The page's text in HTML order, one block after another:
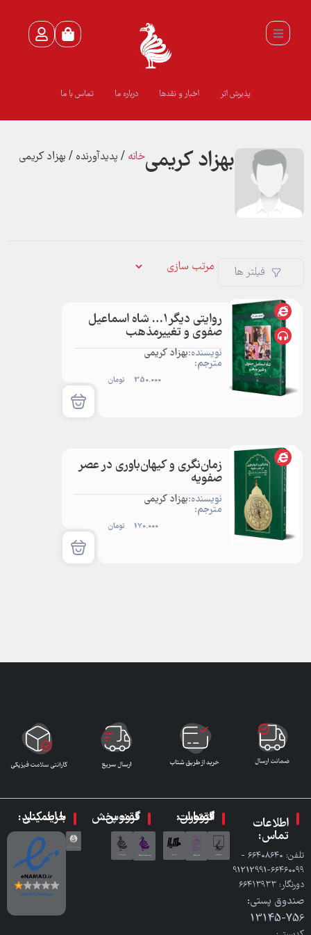
پذیرش اثر اخبار و نقدها درباره ما تماس با ما
بهزاد کریمیخانه / پدیدآورنده / بهزاد کریمی
فیلتر ها
روایتی دیگر1… شاه اسماعیل
صفوی و تغییرمذهب
نویسنده:بهزاد کریمی
مترجم:
350.000 تومان
زمان‌نگری و کیهان‌باوری در عصر
صفویه
نویسنده:بهزاد کریمی
مترجم:
170.000 تومان
اطلاعات
تماس:
تلفن: ٦٦٤٠٨٦٤٠ -
٦٦٤٦٠٠٩٩-91212991
دورنگار: ٦٦٤١٣٩٣٣
صندوق پستی:
756-13145
گروه انتشارات ققنوس: گروه پخش ققنوس: با اطمینان خرید کنید: